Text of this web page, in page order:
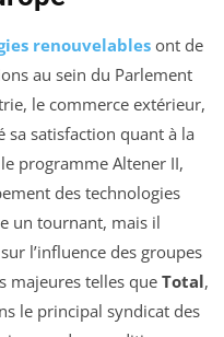
renouvelablesont de
au sein du Parlement
le commerce extérieur,
sa satisfaction quant à la
programme Altener II,
des technologies
un tournant, mais il
l’influence des groupes
majeures telles que Total,
le principal syndicat des